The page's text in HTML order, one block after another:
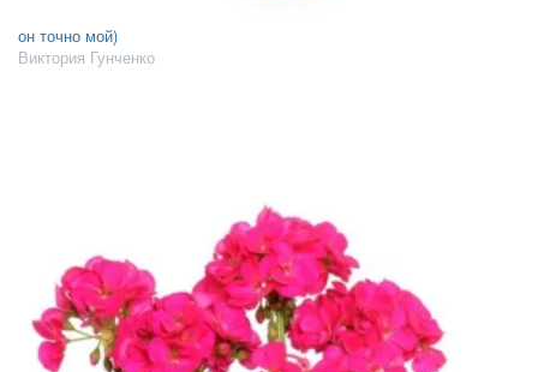
он точно мой)
Виктория Гунченко